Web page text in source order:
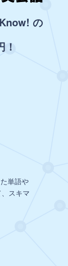
の
！
単語や
スキマ